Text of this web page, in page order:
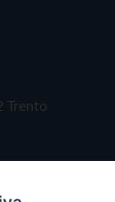
Trento